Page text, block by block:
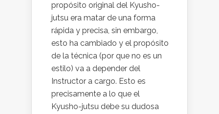
propósito original del Kyusho-
jutsu era matar de una forma
rápida y precisa, sin embargo,
esto ha cambiado y el propósito
de la técnica (por que no es un
estilo) va a depender del
Instructor a cargo. Esto es
precisamente a lo que el
Kyusho-jutsu debe su dudosa